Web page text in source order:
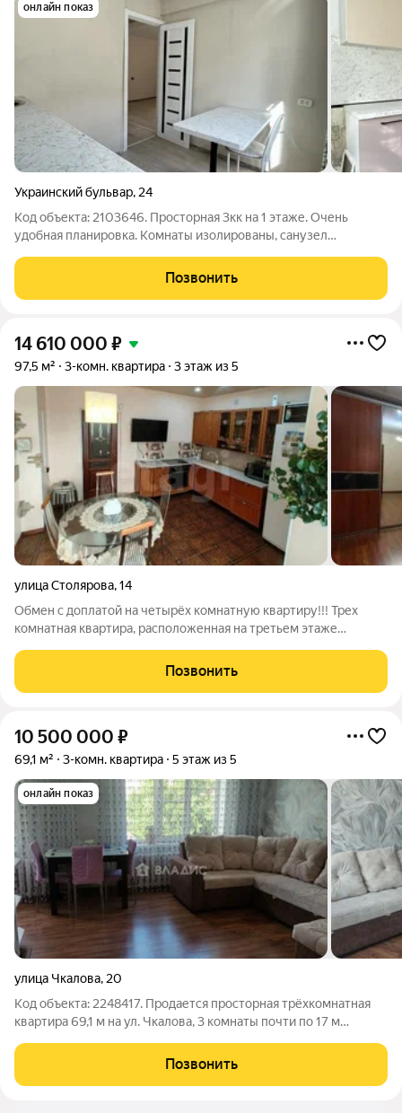
онлайн показ
Украинский бульвар, 24
Код объекта: 2103646. Просторная 3кк на 1 этаже. Очень
удобная планировка. Комнаты изолированы, санузел
свежий косметический ремонт. Все самое необходимое для
жизни и даже больше, имеется в
Позвонить
14 610 000 ₽
97,5 м² 3-комн. квартира 3 этаж из 5
улица Столярова,14
Обмен с доплатой на четырёх комнатную квартиру!!! Трех
комнатная квартира, расположенная на третьем этаже
безопасность вашим детям и транспортному средству,
подземная и наземная парковка. квартира
Позвонить
10 500 000 ₽
69,1 м² 3-комн. квартира 5 этаж из 5
онлайн показ
улица Чкалова, 20
Код объекта: 2248417. Продается просторная трёхкомнатная
квартира 69,1 м на ул. Чкалова, 3 комнаты почти по 17 м
планировка даёт гибкость в расстановке мебели и
организации зон для отдыха и работы.
Позвонить